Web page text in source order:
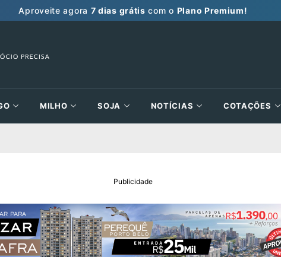
Aproveite agora 7 dias grátis com o Plano Premium!
MILHO SOJA NOTÍCIAS COTAÇÕES
Publicidade